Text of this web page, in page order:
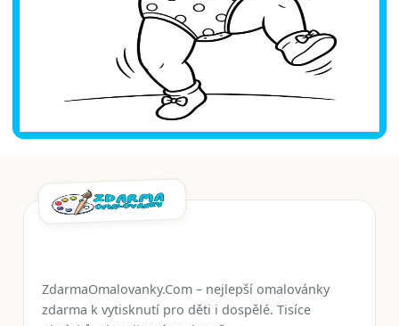
ZdarmaOmalovanky.Com – nejlepší omalovánky
zdarma k vytisknutí pro děti i dospělé. Tisíce